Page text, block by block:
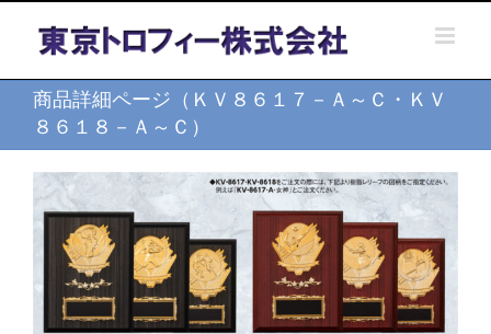
content
商品詳細ページ（ＫＶ８６１７－Ａ～Ｃ・ＫＶ
８６１８－Ａ～Ｃ）